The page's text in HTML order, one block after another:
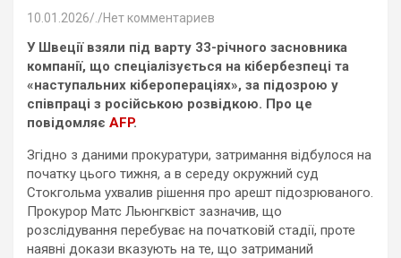
10.01.2026 Нет комментариев
У Швеції взяли під варту 33-річного засновника
компанії, що спеціалізується на кібербезпеці та
«наступальних кіберопераціях», за підозрою у
співпраці з російською розвідкою. Про це
повідомляє AFP.
Згідно з даними прокуратури, затримання відбулося на
початку цього тижня, а в середу окружний суд
Стокгольма ухвалив рішення про арешт підозрюваного.
Прокурор Матс Льюнгквіст зазначив, що
розслідування перебуває на початковій стадії, проте
наявні докази вказують на те, що затриманий